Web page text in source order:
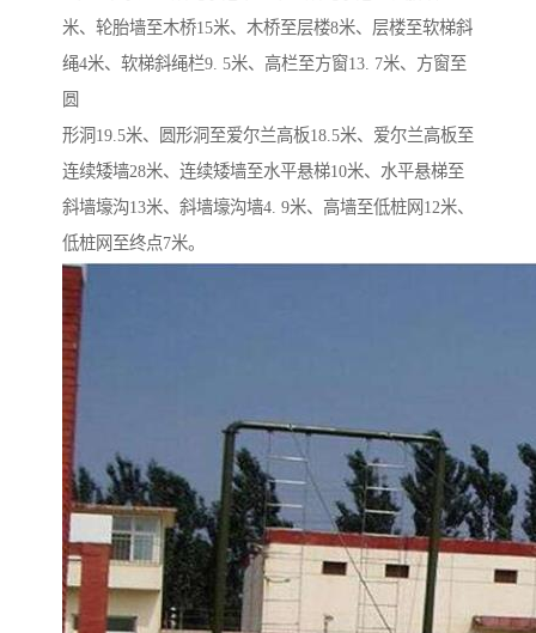
米、轮胎墙至木桥15米、木桥至层楼8米、层楼至软梯斜
绳4米、软梯斜绳栏9. 5米、高栏至方窗13. 7米、方窗至
圆
形洞19.5米、圆形洞至爱尔兰高板18.5米、爱尔兰高板至
连续矮墙28米、连续矮墙至水平悬梯10米、水平悬梯至
斜墙壕沟13米、斜墙壕沟墙4. 9米、高墙至低桩网12米、
低桩网至终点7米。